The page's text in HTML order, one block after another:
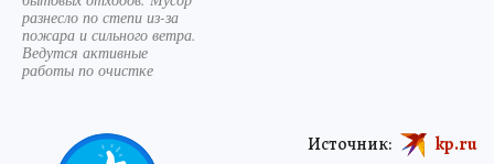
разнесло по степи из-за
пожара и сильного ветра.
Ведутся активные
работы по очистке
Источник: kp.ru